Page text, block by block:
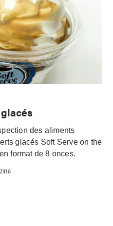
des aliments
glacés Soft Serve on the
format de 8 onces.